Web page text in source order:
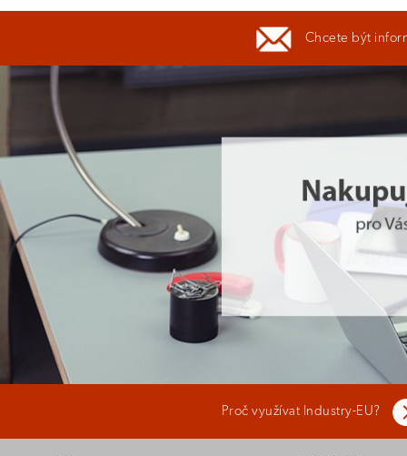
Chcete být
Proč využívat Industry-EU?